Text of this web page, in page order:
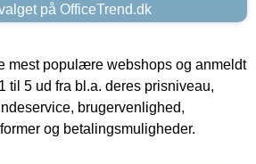
på OfficeTrend.dk
mest populære webshops og anmeldt
til 5 ud fra bl.a. deres prisniveau,
brugervenlighed,
og betalingsmuligheder.